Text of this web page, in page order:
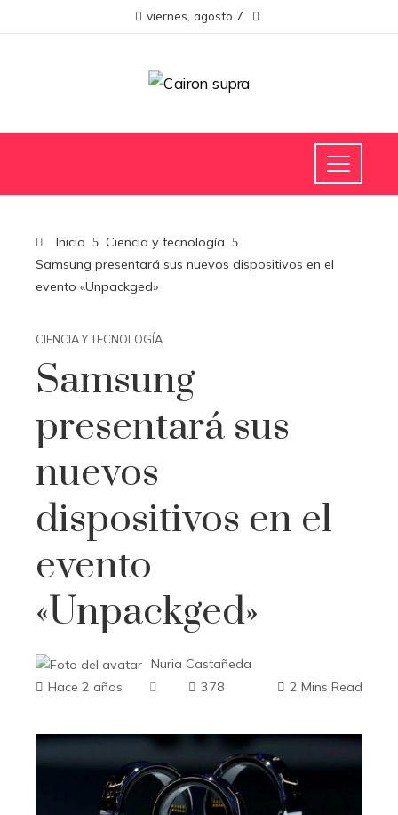
viernes, agosto 7
Inicio
Ciencia y tecnología
Samsung presentará sus nuevos dispositivos en el
evento «Unpackged»
CIENCIA Y TECNOLOGÍA
Samsung
presentará sus
nuevos
dispositivos en el
evento
«Unpackged»
Nuria Castañeda
Hace 2 años
378 2 Mins Read